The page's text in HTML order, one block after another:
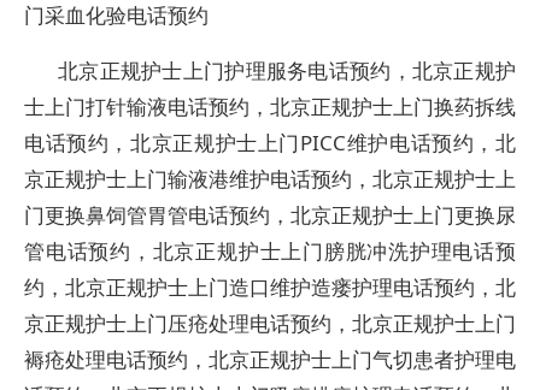
门采血化验电话预约
北京正规护士上门护理服务电话预约，北京正规护
士上门打针输液电话预约，北京正规护士上门换药拆线
电话预约，北京正规护士上门PICC维护电话预约，北
京正规护士上门输液港维护电话预约，北京正规护士上
门更换鼻饲管胃管电话预约，北京正规护士上门更换尿
管电话预约，北京正规护士上门膀胱冲洗护理电话预
约，北京正规护士上门造口维护造瘘护理电话预约，北
京正规护士上门压疮处理电话预约，北京正规护士上门
褥疮处理电话预约，北京正规护士上门气切患者护理电